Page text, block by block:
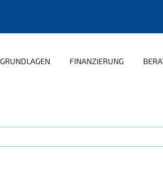
GRUNDLAGEN FINANZIERUNG